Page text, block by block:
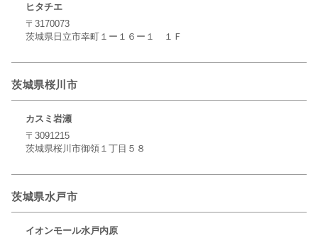
ヒタチエ
〒3170073
茨城県日立市幸町１ー１６ー１ １Ｆ
茨城県桜川市
カスミ岩瀬
〒3091215
茨城県桜川市御領１丁目５８
茨城県水戸市
イオンモール水戸内原